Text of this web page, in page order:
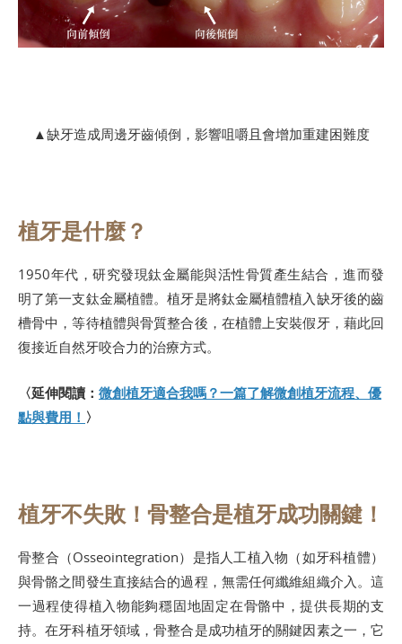
▲缺牙造成周邊牙齒傾倒，影響咀嚼且會增加重建困難度
植牙是什麼？
1950年代，研究發現鈦金屬能與活性骨質產生結合，進而發
明了第一支鈦金屬植體。植牙是將鈦金屬植體植入缺牙後的齒
槽骨中，等待植體與骨質整合後，在植體上安裝假牙，藉此回
復接近自然牙咬合力的治療方式。
〈延伸閱讀： 微創植牙適合我嗎？一篇了解微創植牙流程、優
點與費用！ 〉
植牙不失敗！骨整合是植牙成功關鍵！
骨整合（Osseointegration）是指人工植入物（如牙科植體）
與骨骼之間發生直接結合的過程，無需任何纖維組織介入。這
一過程使得植入物能夠穩固地固定在骨骼中，提供長期的支
持。在牙科植牙領域，骨整合是成功植牙的關鍵因素之一，它